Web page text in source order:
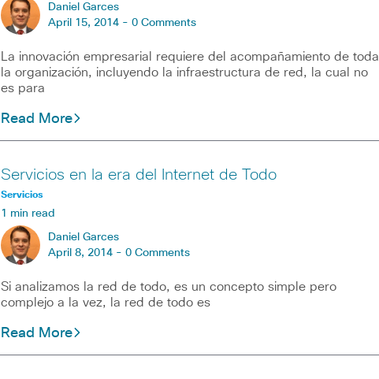
Daniel Garces
April 15, 2014 - 0 Comments
La innovación empresarial requiere del acompañamiento de toda
la organización, incluyendo la infraestructura de red, la cual no
es para
Read More
Servicios en la era del Internet de Todo
Servicios
1 min read
Daniel Garces
April 8, 2014 - 0 Comments
Si analizamos la red de todo, es un concepto simple pero
complejo a la vez, la red de todo es
Read More